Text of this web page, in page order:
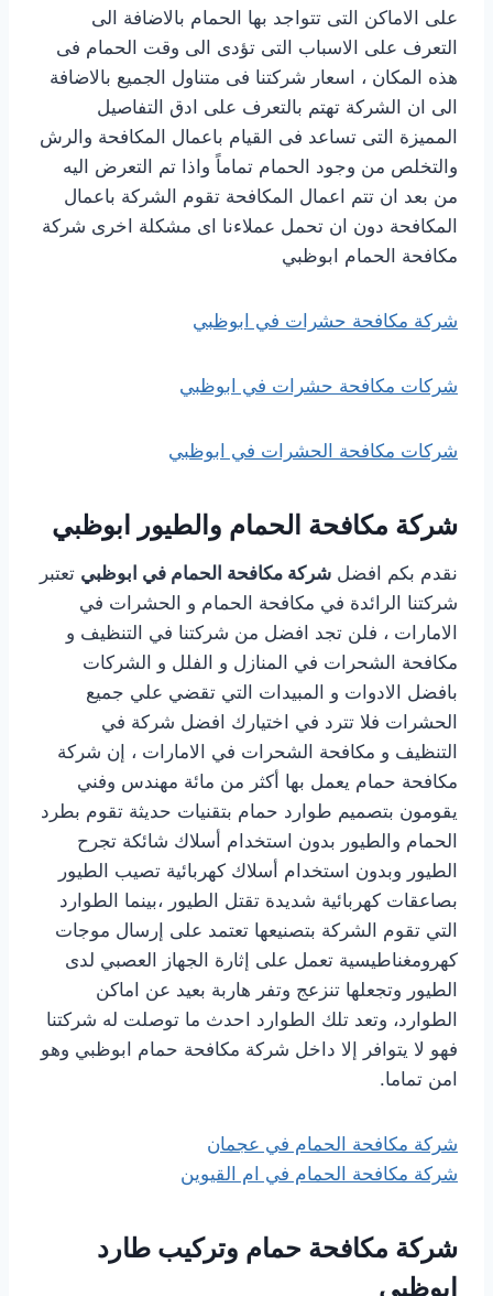
على الاماكن التى تتواجد بها الحمام بالاضافة الى
التعرف على الاسباب التى تؤدى الى وقت الحمام فى
هذه المكان ، اسعار شركتنا فى متناول الجميع بالاضافة
الى ان الشركة تهتم بالتعرف على ادق التفاصيل
المميزة التى تساعد فى القيام باعمال المكافحة والرش
والتخلص من وجود الحمام تماماً واذا تم التعرض اليه
من بعد ان تتم اعمال المكافحة تقوم الشركة باعمال
المكافحة دون ان تحمل عملاءنا اى مشكلة اخرى شركة
مكافحة الحمام ابوظبي
شركة مكافحة حشرات في ابوظبي
شركات مكافحة حشرات في ابوظبي
شركات مكافحة الحشرات في ابوظبي
شركة مكافحة الحمام والطيور ابوظبي
نقدم بكم افضل شركة مكافحة الحمام في ابوظبي تعتبر
شركتنا الرائدة في مكافحة الحمام و الحشرات في
الامارات ، فلن تجد افضل من شركتنا في التنظيف و
مكافحة الشحرات في المنازل و الفلل و الشركات
بافضل الادوات و المبيدات التي تقضي علي جميع
الحشرات فلا تترد في اختيارك افضل شركة في
التنظيف و مكافحة الشحرات في الامارات ، إن شركة
مكافحة حمام يعمل بها أكثر من مائة مهندس وفني
يقومون بتصميم طوارد حمام بتقنيات حديثة تقوم بطرد
الحمام والطيور بدون استخدام أسلاك شائكة تجرح
الطيور وبدون استخدام أسلاك كهربائية تصيب الطيور
بصاعقات كهربائية شديدة تقتل الطيور ،بينما الطوارد
التي تقوم الشركة بتصنيعها تعتمد على إرسال موجات
كهرومغناطيسية تعمل على إثارة الجهاز العصبي لدى
الطيور وتجعلها تنزعج وتفر هاربة بعيد عن اماكن
الطوارد، وتعد تلك الطوارد احدث ما توصلت له شركتنا
فهو لا يتوافر إلا داخل شركة مكافحة حمام ابوظبي وهو
امن تماما.
شركة مكافحة الحمام في عجمان
شركة مكافحة الحمام في ام القيوين
شركة مكافحة حمام وتركيب طارد
ابوظبي